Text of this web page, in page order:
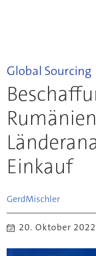
Global Sourcing
Einkauf
GerdMischler
20. Oktober